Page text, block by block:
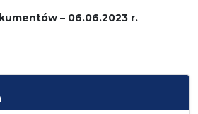
– 06.06.2023 r.